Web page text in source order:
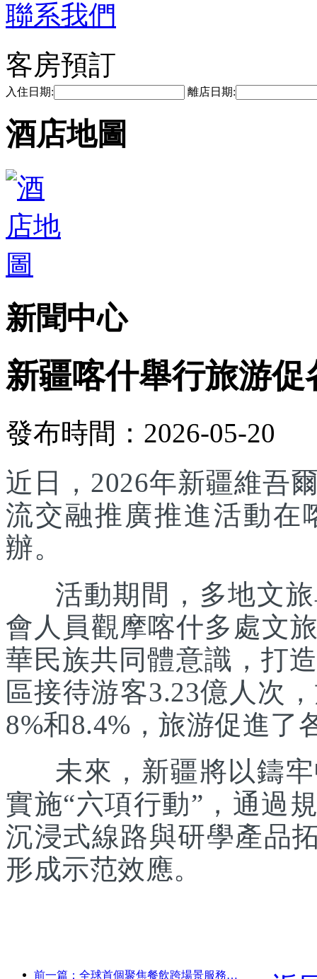
聯系我們
客房預訂
入住日期: 離店日期:
酒店地圖
新聞中心
新疆喀什舉行旅游
發布時間：2026-05-20
近日，2026年新疆維吾
流交融推廣推進活動在
辦。
活動期間，多地文旅
會人員觀摩喀什多處文
華民族共同體意識，打
區接待游客3.23億人次
8%和8.4%，旅游促進了
未來，新疆將以鑄牢
實施“六項行動”，通過
沉浸式線路與研學產品
形成示范效應。
前一篇：全球首個聚焦餐飲跨場景服務的人形機器人發布